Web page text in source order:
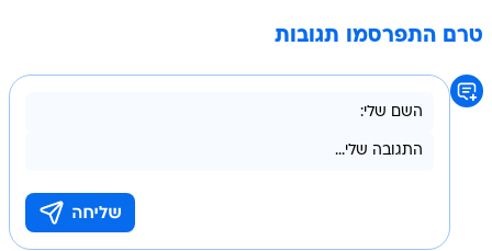
טרם התפרסמו תגובות